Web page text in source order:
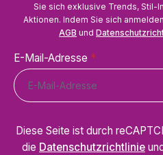
Sie sich exklusive Trends, Stil-
Aktionen. Indem Sie sich
AGB und
E-Mail-Adresse *
Diese Seite ist durch
die Datenschutzrichtlinie